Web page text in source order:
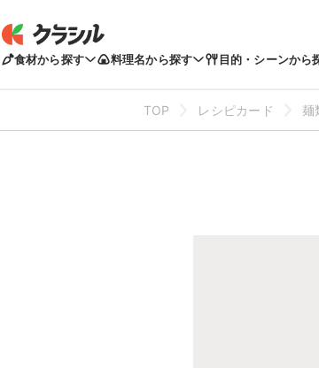
食材から探す 料理名から探す 目的・シーンから
TOP レシピカード 麺